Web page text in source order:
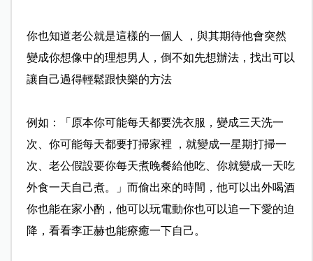
你也知道老公就是這樣的一個人 ，與其期待他會突然
變成你想像中的理想男人，倒不如先想辦法，找出可以
讓自己過得輕鬆跟快樂的方法
例如：「原本你可能每天都要洗衣服，變成三天洗一
次、你可能每天都要打掃家裡 ，就變成一星期打掃一
次、老公假設要你每天煮晚餐給他吃、你就變成一天吃
外食一天自己煮。」而偷出來的時間，他可以出外喝酒
你也能在家小酌，他可以玩電動你也可以追一下愛的迫
降，看看李正赫也能療癒一下自己。